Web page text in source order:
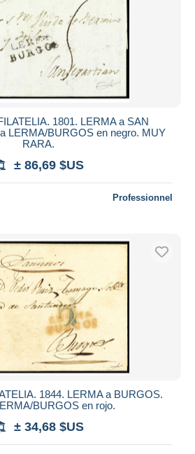
1801. LERMA a SAN
LERMA/BURGOS en negro. MUY
RARA.
± 86,69 $US
Professionnel
1844. LERMA a BURGOS.
BURGOS en rojo.
± 34,68 $US